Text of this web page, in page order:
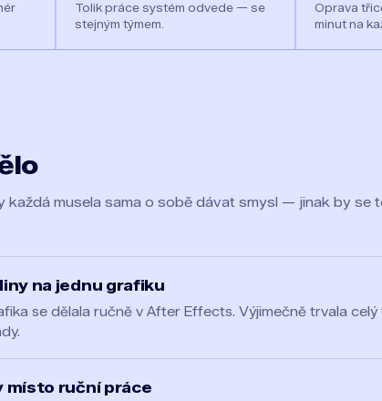
Tolik práce systém odvede — se
stejným týmem.
Oprava
minut na
každá musela sama o sobě dávat smysl — jinak by se
na jednu grafiku
se dělala ručně v After Effects. Výjimečně trvala
místo ruční práce